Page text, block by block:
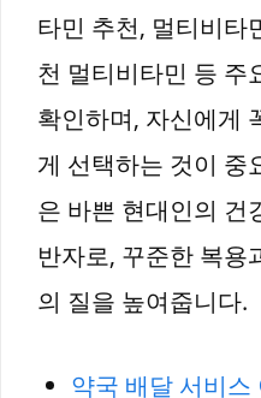
타민 추천, 멀티비타
천 멀티비타민 등 주
확인하며, 자신에게
게 선택하는 것이 중
은 바쁜 현대인의 건
반자로, 꾸준한 복용
의 질을 높여줍니다.
약국 배달 서비스